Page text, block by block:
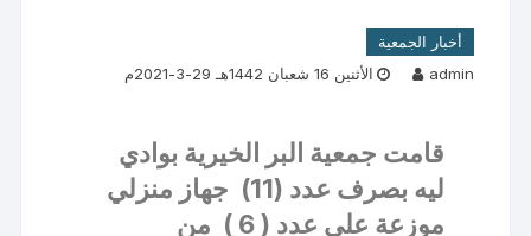
أخبار الجمعية
admin
الأثنين 16 شعبان 1442هـ 29-3-2021م
قامت جمعية البر الخيرية بوادي
ليه بصرف عدد (11) جهاز منزلي
موزعة على عدد ( 6 ) من